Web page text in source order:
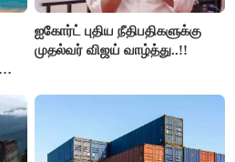
ஐகோர்ட் புதிய நீதிபதிகளுக்கு
முதல்வர் விஜய் வாழ்த்து..!!